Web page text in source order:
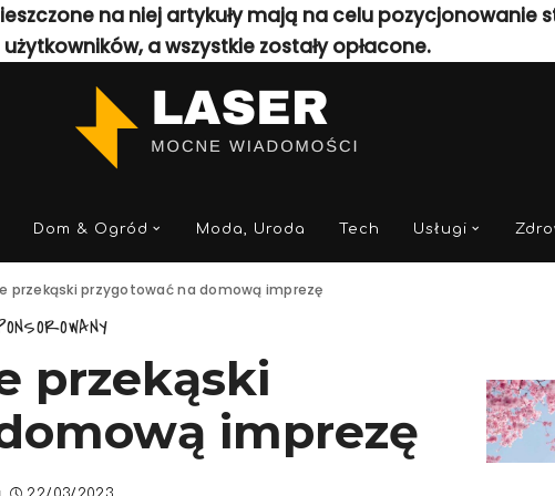
na niej artykuły mają na celu pozycjonowanie
użytkowników, a wszystkie zostały opłacone.
Dom & Ogród Moda, Uroda Tech Usługi
przekąski przygotować na domową imprezę
przekąski
imprezę